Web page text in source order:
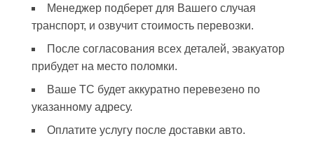
Менеджер подберет для Вашего случая
транспорт, и озвучит стоимость перевозки.
После согласования всех деталей, эвакуатор
прибудет на место поломки.
Ваше ТС будет аккуратно перевезено по
указанному адресу.
Оплатите услугу после доставки авто.